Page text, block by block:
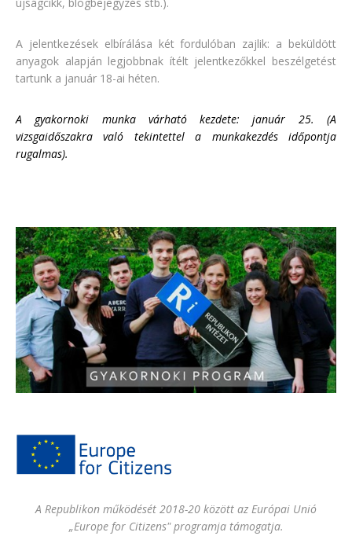
A jelentkezések elbírálása két fordulóban zajlik: a beküldött
anyagok alapján legjobbnak ítélt jelentkezőkkel beszélgetést
tartunk a január 18-ai héten.
A gyakornoki munka várható kezdete: január 25. (A
vizsgaidőszakra való tekintettel a munkakezdés időpontja
rugalmas).
A Republikon működését 2018-20 között az Európai Unió
„Europe for Citizens" programja támogatja.